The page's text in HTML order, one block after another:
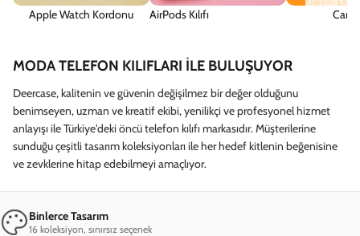
Apple Watch Kordonu AirPods Kılıfı
MODA TELEFON KILIFLARI İLE BULUŞUYOR
Deercase, kalitenin ve güvenin değişilmez bir değer olduğunu
benimseyen, uzman ve kreatif ekibi, yenilikçi ve profesyonel hizmet
anlayışı ile Türkiye'deki öncü telefon kılıfı markasıdır. Müşterilerine
sunduğu çeşitli tasarım koleksiyonları ile her hedef kitlenin beğenisine
ve zevklerine hitap edebilmeyi amaçlıyor.
Binlerce Tasarım
16 koleksiyon, sınırsız seçenek